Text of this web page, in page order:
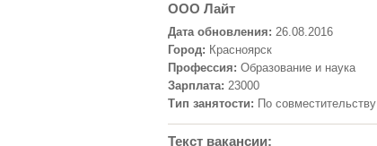
ООО Лайт
Дата обновления: 26.08.2016
Город: Красноярск
Профессия: Образование и наука
Зарплата: 23000
Тип занятости: По совместительству
Текст вакансии: